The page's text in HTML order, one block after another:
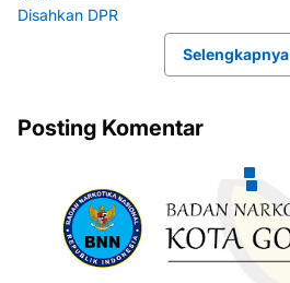
Selengkapnya
Posting Komentar